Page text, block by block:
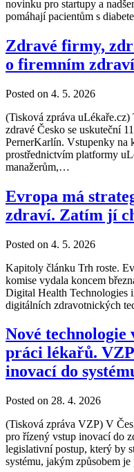
novinku pro startupy a
pomáhají pacientům s
Zdravé firmy,
o firemním
Posted on 4. 5. 2026
(Tisková zpráva
zdravé Česko se uskuteční
PernerKarlín. Vstupenky na
prostřednictvím platformy
manažerům,…
Evropa má
zdraví. Zatím jí
Posted on 4. 5. 2026
Kapitoly článku Trh roste.
komise vydala koncem
Digital Health Technologies
digitálních zdravotnických
Nové
práci lékařů.
inovací do
Posted on 28. 4. 2026
(Tisková zpráva VZP) V
pro řízený vstup inovací do
legislativní postup, který by
systému, jakým způsobem